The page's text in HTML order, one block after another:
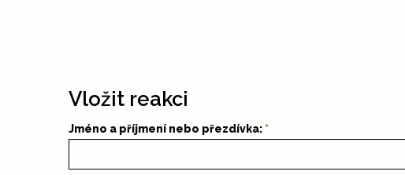
Vložit reakci
Jméno a příjmení nebo přezdívka: